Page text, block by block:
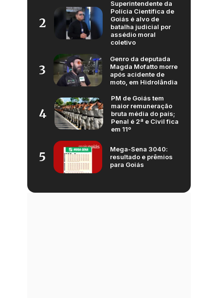
2
Superintendente da
Polícia Científica de
Goiás é alvo de
batalha judicial por
assédio moral
coletivo
3
Genro da deputada
Magda Mofatto morre
após acidente de
moto, em Hidrolândia
4
PM de Goiás tem
maior remuneração
bruta média do país;
Penal é 2ª e Civil fica
em 11º
5
Mega-Sena 3040:
resultado e prêmios
para Goiás